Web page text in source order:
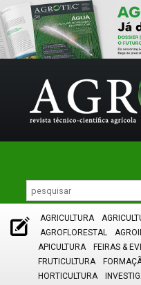
AGRICULTURA
AGROFLORESTAL
APICULTURA
FEIRAS &
FRUTICULTURA
HORTICULTURA